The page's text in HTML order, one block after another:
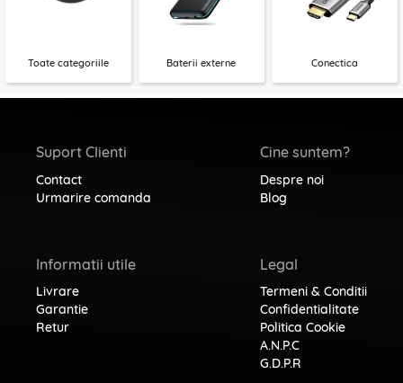
Toate categoriile Baterii externe Conectica
Suport Clienti
Contact
Urmarire comanda
Informatii utile
Livrare
Garantie
Retur
Cine suntem?
Despre noi
Blog
Legal
Termeni & Conditii
Confidentialitate
Politica Cookie
A.N.P.C
G.D.P.R